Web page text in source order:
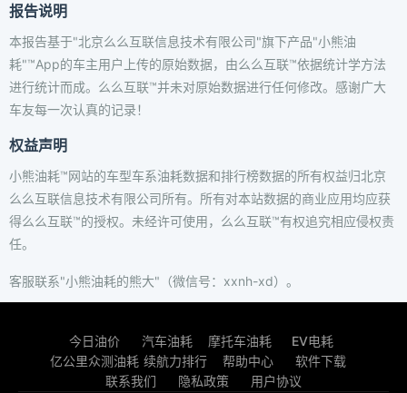
报告说明
本报告基于"北京么么互联信息技术有限公司"旗下产品"小熊油
耗"™App的车主用户上传的原始数据，由么么互联™依据统计学方法
进行统计而成。么么互联™并未对原始数据进行任何修改。感谢广大
车友每一次认真的记录！
权益声明
小熊油耗™网站的车型车系油耗数据和排行榜数据的所有权益归北京
么么互联信息技术有限公司所有。所有对本站数据的商业应用均应获
得么么互联™的授权。未经许可使用，么么互联™有权追究相应侵权责
任。
客服联系"小熊油耗的熊大"（微信号：xxnh-xd）。
今日油价 汽车油耗 摩托车油耗
EV电耗
亿公里众测油耗 续航力排行 帮助中心
软件下载
联系我们
隐私政策 用户协议